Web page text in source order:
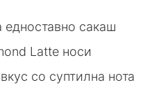
сакаш
Latte носи
со суптилна нота